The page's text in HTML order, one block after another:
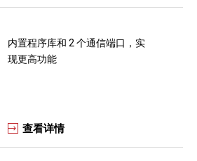
内置程序库和 2 个通信端口，实
现更高功能
查看详情